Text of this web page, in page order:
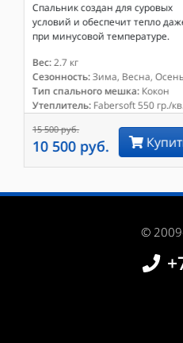
Спальник создан для суровых
условий и обеспечит тепло
при минусовой температуре.
Вес:2.7 кг
Сезонность:Зима, Весна,
Тип спального мешка:Кокон
Утеплитель:Fabersoft 550 гр./
15 500 руб.
10 500 руб.
©